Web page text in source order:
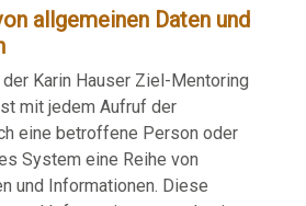
allgemeinen Daten und
Karin Hauser Ziel-Mentoring
mit jedem Aufruf der
eine betroffene Person oder
System eine Reihe von
und Informationen. Diese